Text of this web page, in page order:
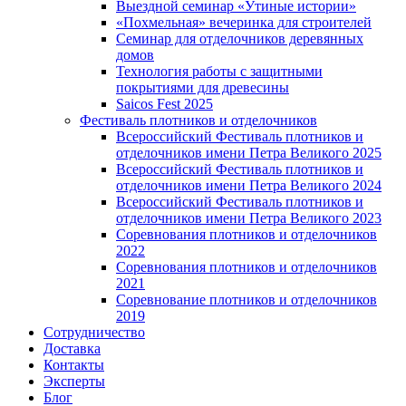
Выездной семинар «Утиные истории»
«Похмельная» вечеринка для строителей
Семинар для отделочников деревянных
домов
Технология работы с защитными
покрытиями для древесины
Saicos Fest 2025
Фестиваль плотников и отделочников
Всероссийский Фестиваль плотников и
отделочников имени Петра Великого 2025
Всероссийский Фестиваль плотников и
отделочников имени Петра Великого 2024
Всероссийский Фестиваль плотников и
отделочников имени Петра Великого 2023
Соревнования плотников и отделочников
2022
Соревнования плотников и отделочников
2021
Соревнование плотников и отделочников
2019
Сотрудничество
Доставка
Контакты
Эксперты
Блог